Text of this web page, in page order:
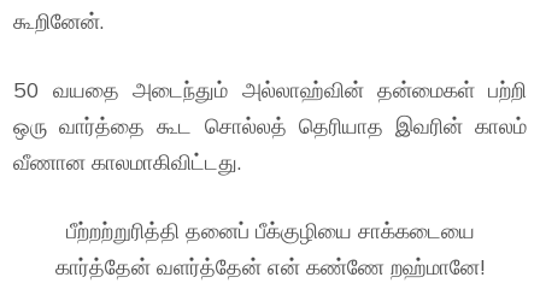
கூறினேன்.
50 வயதை அடைந்தும் அல்லாஹ்வின் தன்மைகள் பற்றி
ஒரு வார்த்தை கூட சொல்லத் தெரியாத இவரின் காலம்
வீணான காலமாகிவிட்டது.
பீற்றற்றுரித்தி தனைப் பீக்குழியை சாக்கடையை
கார்த்தேன் வளர்த்தேன் என் கண்ணே றஹ்மானே!